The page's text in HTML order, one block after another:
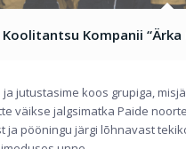
Koolitantsu Kompanii “Ärka
jutustasime koos grupiga,
väikse jalgsimatka Paide
pööningu järgi lõhnavast